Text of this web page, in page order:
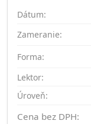
Dátum:
Zameranie:
Forma:
Lektor:
Úroveň:
Cena bez DPH: